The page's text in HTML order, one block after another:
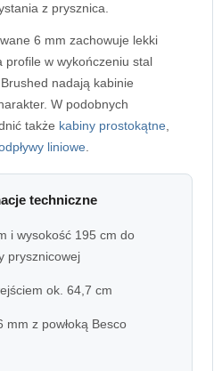
z prysznica.
6 mm zachowuje lekki
profile w wykończeniu stal
nadają kabinie
W podobnych
także kabiny prostokątne
liniowe
techniczne
i wysokość 195 cm do
prysznicowej
ok. 64,7 cm
mm z powłoką Besco